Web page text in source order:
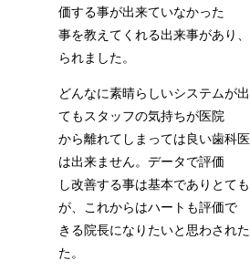
価する事が出来ていなかった
事を教えてくれる出来事があり
られました。
どんなに素晴らしいシステムが
てもスタッフの気持ちが医院
から離れてしまっては良い歯科
は出来ません。データで評価
し改善する事は基本でありとて
が、これからはハートも評価で
きる院長になりたいと思わされ
た。